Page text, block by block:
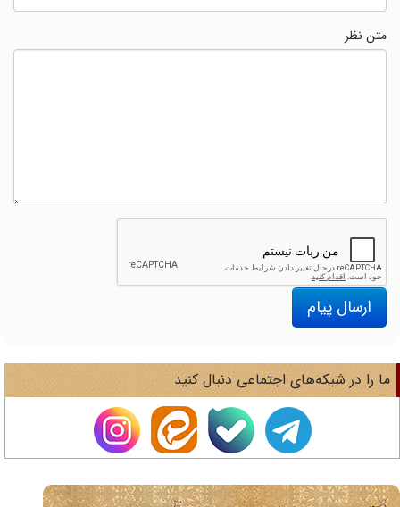
متن نظر
ارسال پیام
را در شبکه‌های اجتماعی دنبال کنید